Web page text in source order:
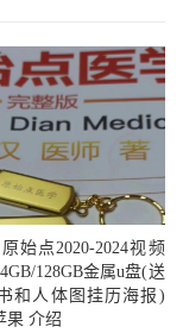
始点2020-2024视频
128GB金属u盘(送
和人体图挂历海报)
果 介绍